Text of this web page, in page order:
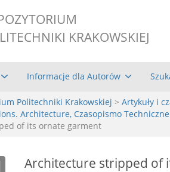
KRAKOWSKIEJ
Informacje dla Autorów
Politechniki Krakowskiej > Artykuły i
Architecture, Czasopismo
of its ornate garment
Architecture stripped of